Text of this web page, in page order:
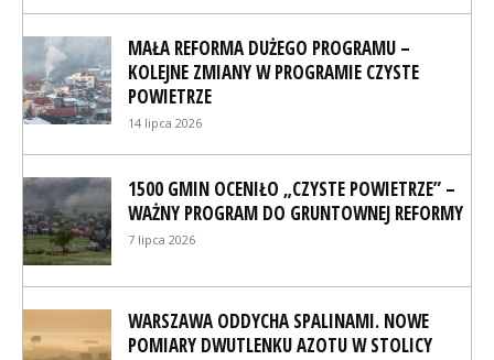
MAŁA REFORMA DUŻEGO PROGRAMU –
KOLEJNE ZMIANY W PROGRAMIE CZYSTE
POWIETRZE
14 lipca 2026
1500 GMIN OCENIŁO „CZYSTE POWIETRZE” –
WAŻNY PROGRAM DO GRUNTOWNEJ REFORMY
7 lipca 2026
WARSZAWA ODDYCHA SPALINAMI. NOWE
POMIARY DWUTLENKU AZOTU W STOLICY